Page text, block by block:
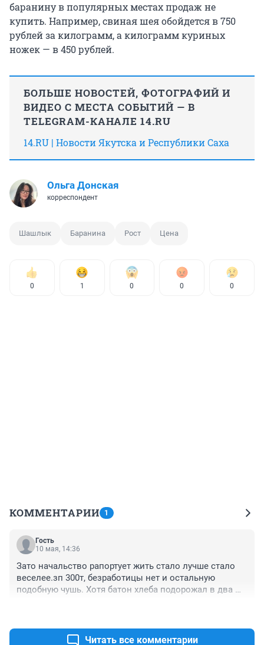
баранину в популярных местах продаж не
купить. Например, свиная шея обойдется в 750
рублей за килограмм, а килограмм куриных
ножек — в 450 рублей.
БОЛЬШЕ НОВОСТЕЙ, ФОТОГРАФИЙ И
ВИДЕО С МЕСТА СОБЫТИЙ — В
TELEGRAM-КАНАЛЕ 14.RU
14.RU | Новости Якутска и Республики Саха
Ольга Донская
корреспондент
Шашлык Баранина Рост Цена
0 1 0 0 0
КОММЕНТАРИИ 1
Гость
10 мая, 14:36
Зато начальство рапортует жить стало лучше стало
веселее.зп 300т, безработицы нет и остальную
подобную чушь. Хотя батон хлеба подорожал в два
Читать все комментарии